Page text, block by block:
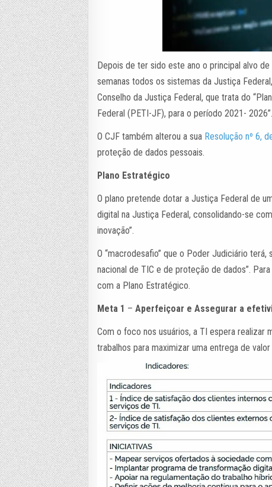
Depois de ter sido este ano o principal alvo
semanas todos os sistemas da Justiça
Conselho da Justiça Federal, que trata do
Federal (PETI-JF), para o período 2021- 2026”.
O CJF também alterou a sua Resolução nº 6,
proteção de dados pessoais.
Plano Estratégico
O plano pretende dotar a Justiça Federal de
digital na Justiça Federal, consolidando-se
inovação”.
O “macrodesafio” que o Poder Judiciário
nacional de TIC e de proteção de dados”.
com a Plano Estratégico.
Meta 1 –Aperfeiçoar e Assegurar a
Com o foco nos usuários, a TI espera realizar
trabalhos para maximizar uma entrega de